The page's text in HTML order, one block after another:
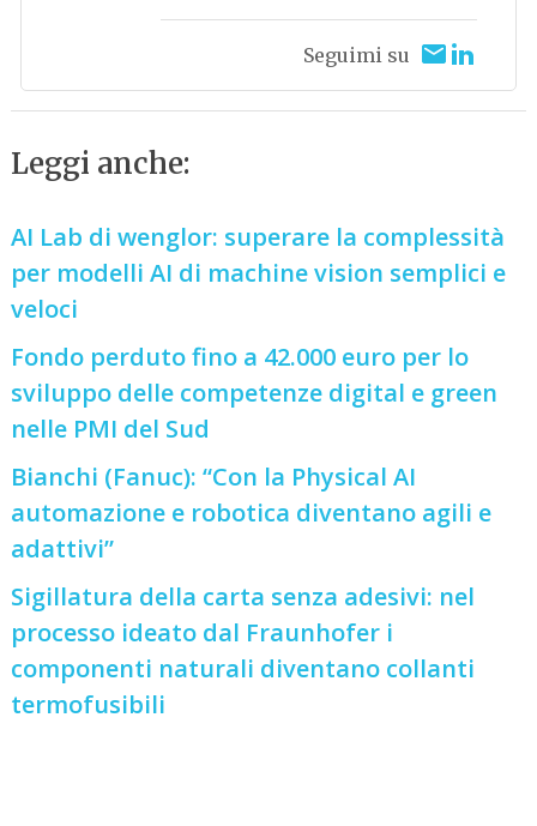
Seguimi su
Leggi anche:
AI Lab di wenglor: superare la complessità
per modelli AI di machine vision semplici e
veloci
Fondo perduto fino a 42.000 euro per lo
sviluppo delle competenze digital e green
nelle PMI del Sud
Bianchi (Fanuc): “Con la Physical AI
automazione e robotica diventano agili e
adattivi”
Sigillatura della carta senza adesivi: nel
processo ideato dal Fraunhofer i
componenti naturali diventano collanti
termofusibili